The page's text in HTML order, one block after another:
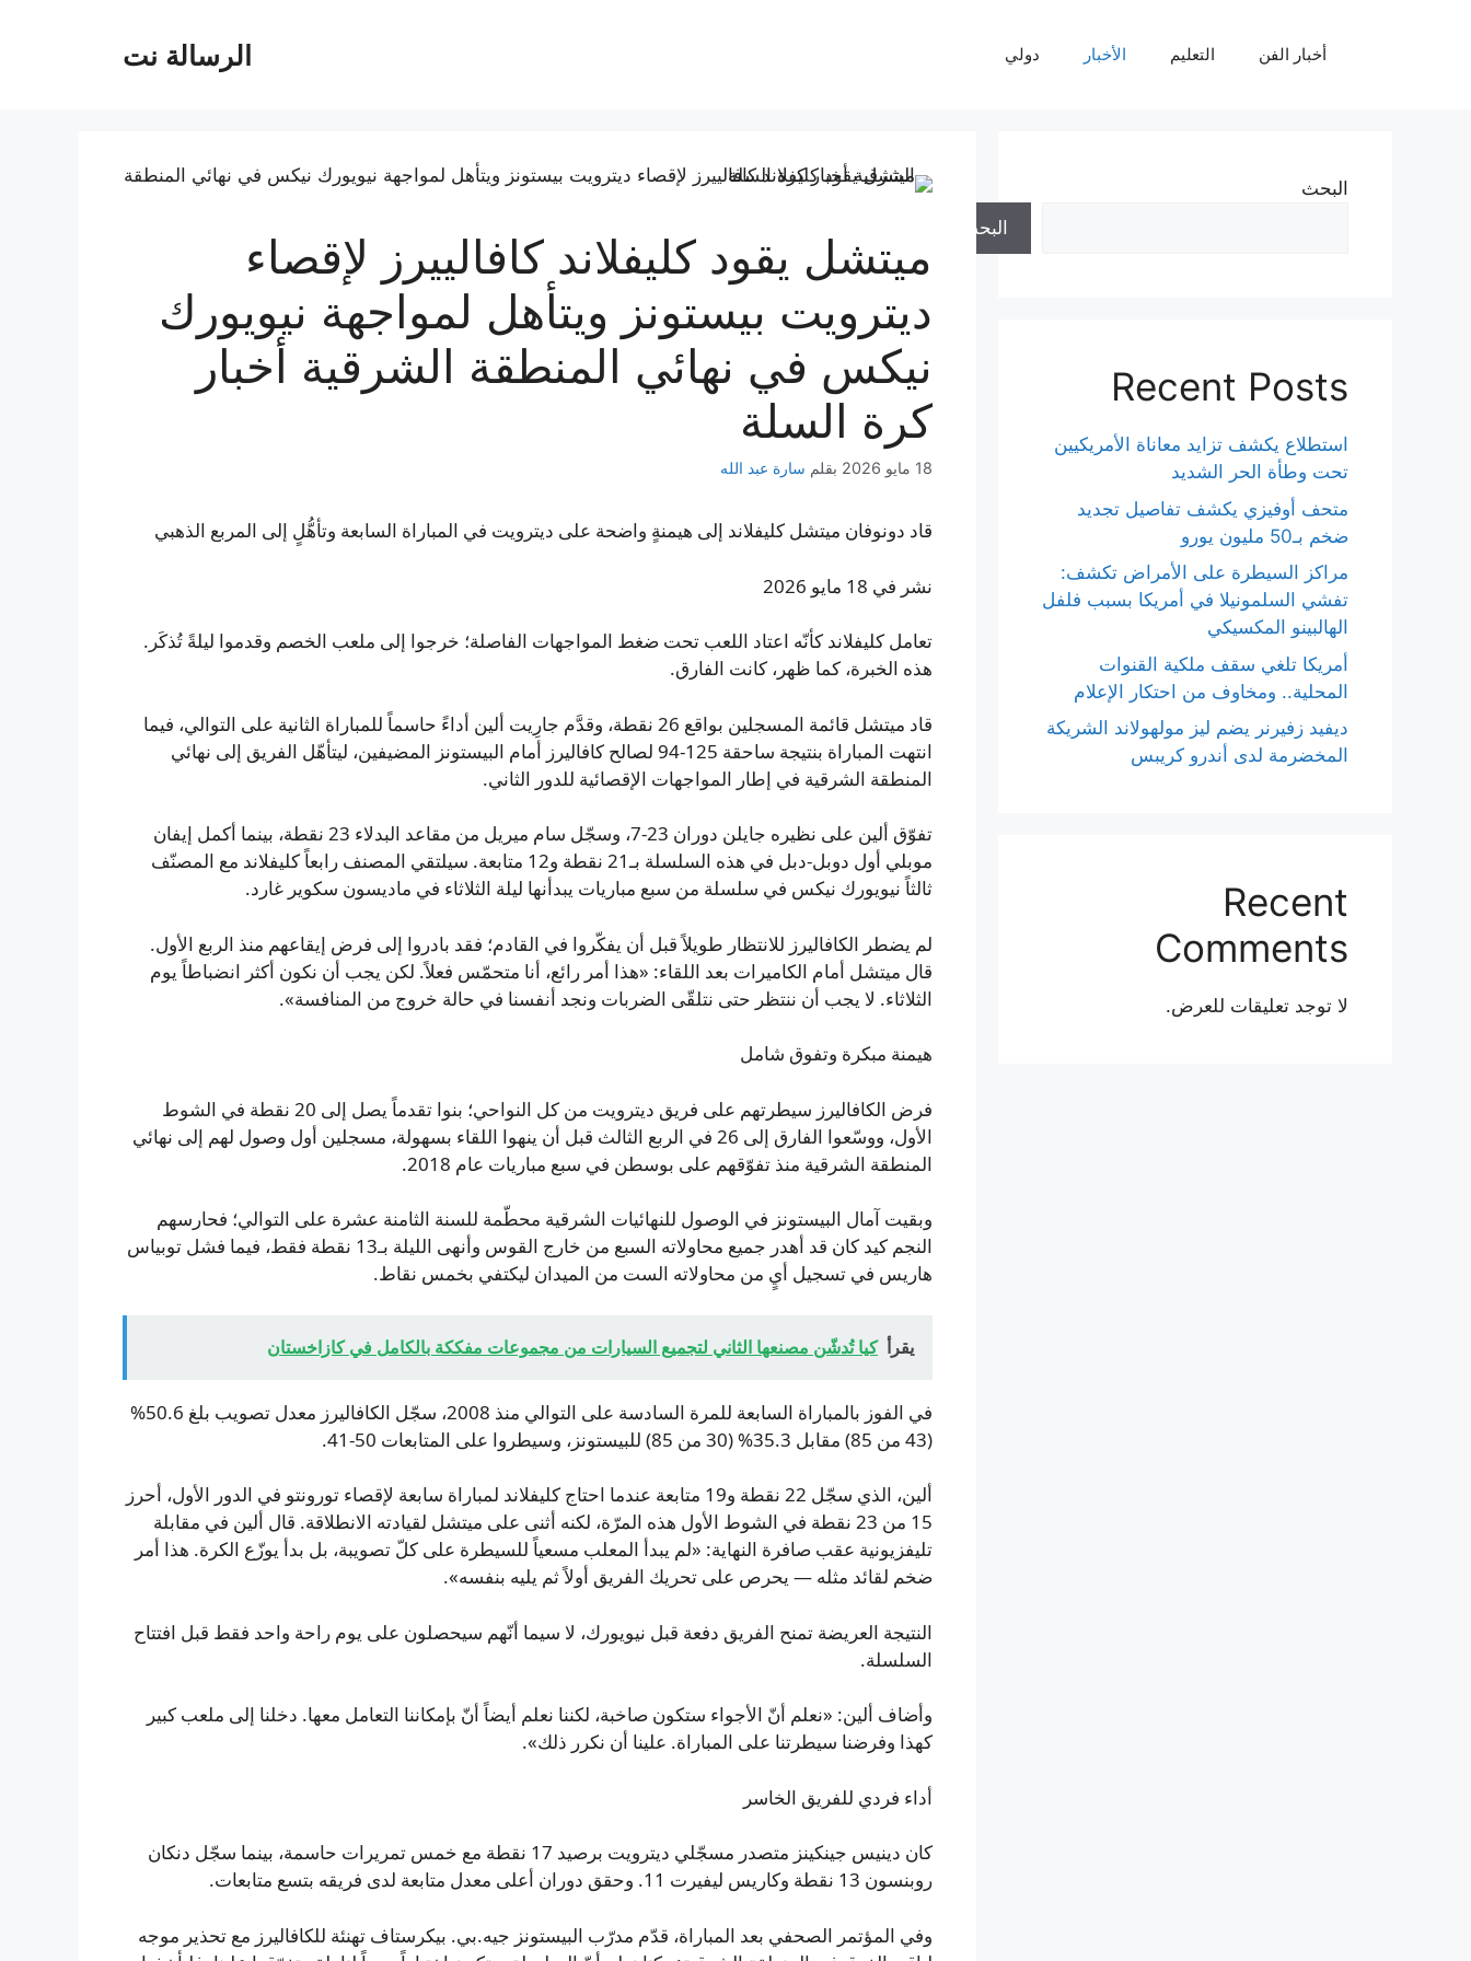
الرسالة نت أخبار الفن التعليم الأخبار دولي
ميتشل يقود كليفلاند كافالييرز لإقصاء
ديترويت بيستونز ويتأهل لمواجهة نيويورك
نيكس في نهائي المنطقة الشرقية أخبار
كرة السلة
18 مايو 2026 بقلم سارة عبد الله
قاد دونوفان ميتشل كليفلاند إلى هيمنةٍ واضحة على ديترويت في المباراة السابعة وتأهُّلٍ إلى المربع الذهبي
نشر في 18 مايو 2026
تعامل كليفلاند كأنّه اعتاد اللعب تحت ضغط المواجهات الفاصلة؛ خرجوا إلى ملعب الخصم وقدموا ليلةً تُذكَر.
هذه الخبرة، كما ظهر، كانت الفارق.
قاد ميتشل قائمة المسجلين بواقع 26 نقطة، وقدَّم جارِيت ألين أداءً حاسماً للمباراة الثانية على التوالي، فيما
انتهت المباراة بنتيجة ساحقة 125-94 لصالح كافاليرز أمام البيستونز المضيفين، ليتأهّل الفريق إلى نهائي
المنطقة الشرقية في إطار المواجهات الإقصائية للدور الثاني.
تفوّق ألين على نظيره جايلن دوران 23-7، وسجّل سام ميريل من مقاعد البدلاء 23 نقطة، بينما أكمل إيفان
موبلي أول دوبل-دبل في هذه السلسلة بـ21 نقطة و12 متابعة. سيلتقي المصنف رابعاً كليفلاند مع المصنّف
ثالثاً نيويورك نيكس في سلسلة من سبع مباريات يبدأنها ليلة الثلاثاء في ماديسون سكوير غارد.
لم يضطر الكافاليرز للانتظار طويلاً قبل أن يفكّروا في القادم؛ فقد بادروا إلى فرض إيقاعهم منذ الربع الأول.
قال ميتشل أمام الكاميرات بعد اللقاء: «هذا أمر رائع، أنا متحمّس فعلاً. لكن يجب أن نكون أكثر انضباطاً يوم
الثلاثاء. لا يجب أن ننتظر حتى نتلقّى الضربات ونجد أنفسنا في حالة خروج من المنافسة».
هيمنة مبكرة وتفوق شامل
فرض الكافاليرز سيطرتهم على فريق ديترويت من كل النواحي؛ بنوا تقدماً يصل إلى 20 نقطة في الشوط
الأول، ووسّعوا الفارق إلى 26 في الربع الثالث قبل أن ينهوا اللقاء بسهولة، مسجلين أول وصول لهم إلى نهائي
المنطقة الشرقية منذ تفوّقهم على بوسطن في سبع مباريات عام 2018.
وبقيت آمال البيستونز في الوصول للنهائيات الشرقية محطّمة للسنة الثامنة عشرة على التوالي؛ فحارسهم
النجم كيد كان قد أهدر جميع محاولاته السبع من خارج القوس وأنهى الليلة بـ13 نقطة فقط، فيما فشل توبياس
هاريس في تسجيل أيٍ من محاولاته الست من الميدان ليكتفي بخمس نقاط.
يقرأ كيا تُدشّن مصنعها الثاني لتجميع السيارات من مجموعات مفككة بالكامل في كازاخستان
في الفوز بالمباراة السابعة للمرة السادسة على التوالي منذ 2008، سجّل الكافاليرز معدل تصويب بلغ 50.6%
(43 من 85) مقابل 35.3% (30 من 85) للبيستونز، وسيطروا على المتابعات 50-41.
ألين، الذي سجّل 22 نقطة و19 متابعة عندما احتاج كليفلاند لمباراة سابعة لإقصاء تورونتو في الدور الأول، أحرز
15 من 23 نقطة في الشوط الأول هذه المرّة، لكنه أثنى على ميتشل لقيادته الانطلاقة. قال ألين في مقابلة
تليفزيونية عقب صافرة النهاية: «لم يبدأ المعلب مسعياً للسيطرة على كلّ تصويبة، بل بدأ يوزّع الكرة. هذا أمر
ضخم لقائد مثله — يحرص على تحريك الفريق أولاً ثم يليه بنفسه».
النتيجة العريضة تمنح الفريق دفعة قبل نيويورك، لا سيما أنّهم سيحصلون على يوم راحة واحد فقط قبل افتتاح
السلسلة.
وأضاف ألين: «نعلم أنّ الأجواء ستكون صاخبة، لكننا نعلم أيضاً أنّ بإمكاننا التعامل معها. دخلنا إلى ملعب كبير
كهذا وفرضنا سيطرتنا على المباراة. علينا أن نكرر ذلك».
أداء فردي للفريق الخاسر
كان دينيس جينكينز متصدر مسجّلي ديترويت برصيد 17 نقطة مع خمس تمريرات حاسمة، بينما سجّل دنكان
روبنسون 13 نقطة وكاريس ليفيرت 11. وحقق دوران أعلى معدل متابعة لدى فريقه بتسع متابعات.
وفي المؤتمر الصحفي بعد المباراة، قدّم مدرّب البيستونز جيه.بي. بيكرستاف تهنئة للكافاليرز مع تحذير موجه
البحث
البحث
Recent Posts
استطلاع يكشف تزايد معاناة الأمريكيين
تحت وطأة الحر الشديد
متحف أوفيزي يكشف تفاصيل تجديد
ضخم بـ50 مليون يورو
مراكز السيطرة على الأمراض تكشف:
تفشي السلمونيلا في أمريكا بسبب فلفل
الهالبينو المكسيكي
أمريكا تلغي سقف ملكية القنوات
المحلية.. ومخاوف من احتكار الإعلام
ديفيد زفيرنر يضم ليز مولهولاند الشريكة
المخضرمة لدى أندرو كريبس
Recent
Comments
لا توجد تعليقات للعرض.